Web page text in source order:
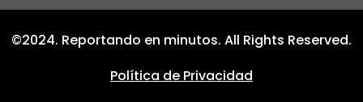
©2024. Reportando en minutos. All Rights Reserved.
Política de Privacidad